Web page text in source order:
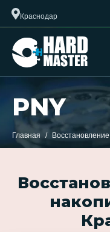
Краснодар
PNY
Главная